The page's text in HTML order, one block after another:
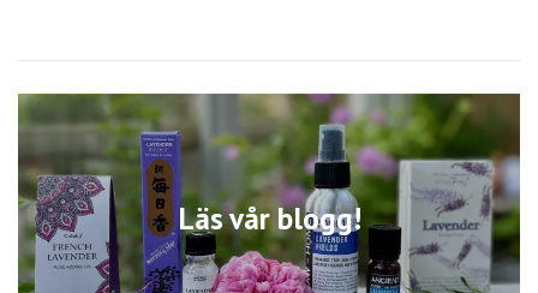
Läs vår blogg!